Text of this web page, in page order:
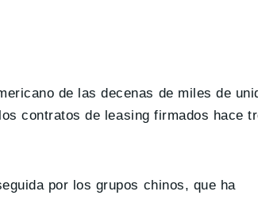
de las decenas de miles de
contratos de leasing firmados hace
por los grupos chinos, que ha